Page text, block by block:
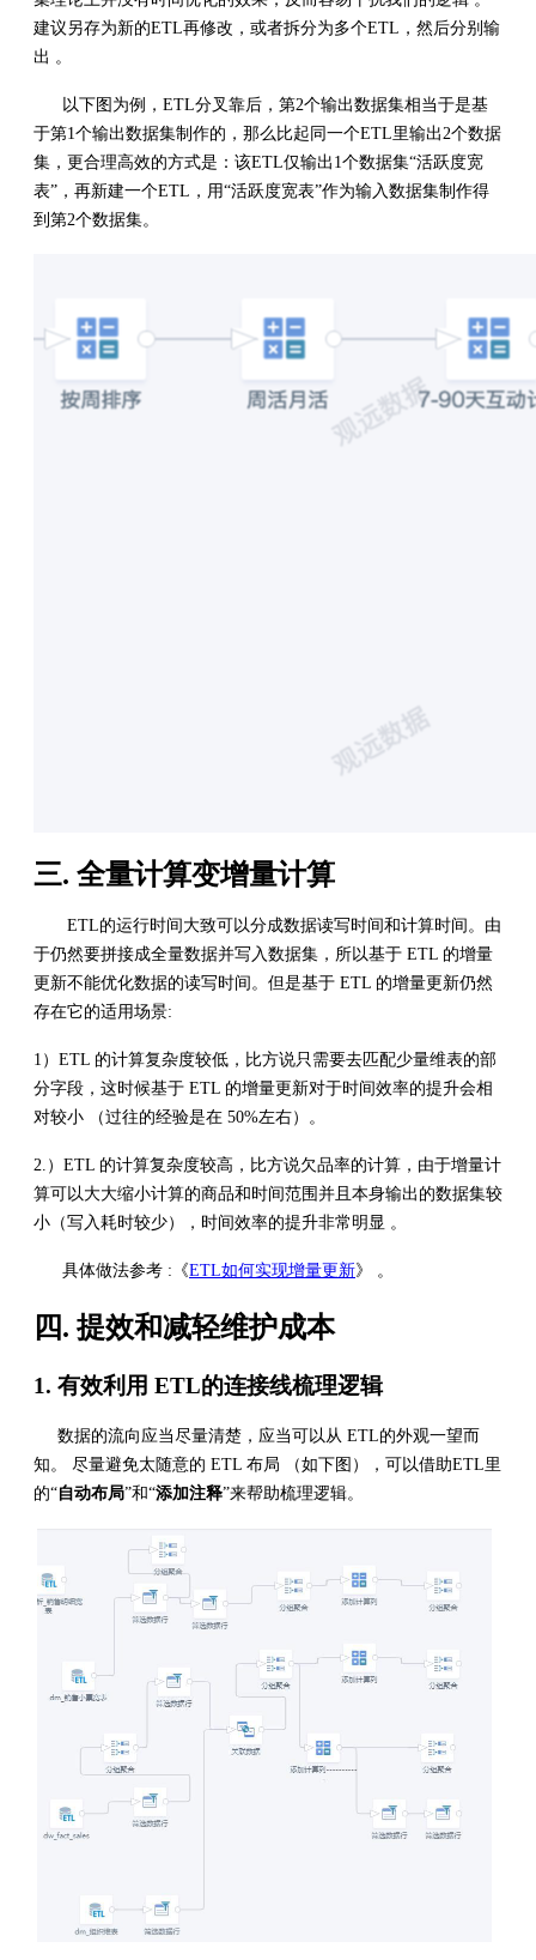
建议另存为新的ETL再修改，或者拆分为多个ETL，然后分别输
出 。
以下图为例，ETL分叉靠后，第2个输出数据集相当于是基
于第1个输出数据集制作的，那么比起同一个ETL里输出2个数据
集，更合理高效的方式是：该ETL仅输出1个数据集“活跃度宽
表”，再新建一个ETL，用“活跃度宽表”作为输入数据集制作得
到第2个数据集。
三. 全量计算变增量计算
ETL的运行时间大致可以分成数据读写时间和计算时间。由
于仍然要拼接成全量数据并写入数据集，所以基于 ETL 的增量
更新不能优化数据的读写时间。但是基于 ETL 的增量更新仍然
存在它的适用场景:
1）ETL 的计算复杂度较低，比方说只需要去匹配少量维表的部
分字段，这时候基于 ETL 的增量更新对于时间效率的提升会相
对较小 （过往的经验是在 50%左右）。
2.）ETL 的计算复杂度较高，比方说欠品率的计算，由于增量计
算可以大大缩小计算的商品和时间范围并且本身输出的数据集较
小（写入耗时较少），时间效率的提升非常明显 。
具体做法参考 :《ETL如何实现增量更新》 。
四. 提效和减轻维护成本
1. 有效利用 ETL的连接线梳理逻辑
数据的流向应当尽量清楚，应当可以从 ETL的外观一望而
知。 尽量避免太随意的 ETL 布局 （如下图），可以借助ETL里
的“自动布局”和“添加注释”来帮助梳理逻辑。